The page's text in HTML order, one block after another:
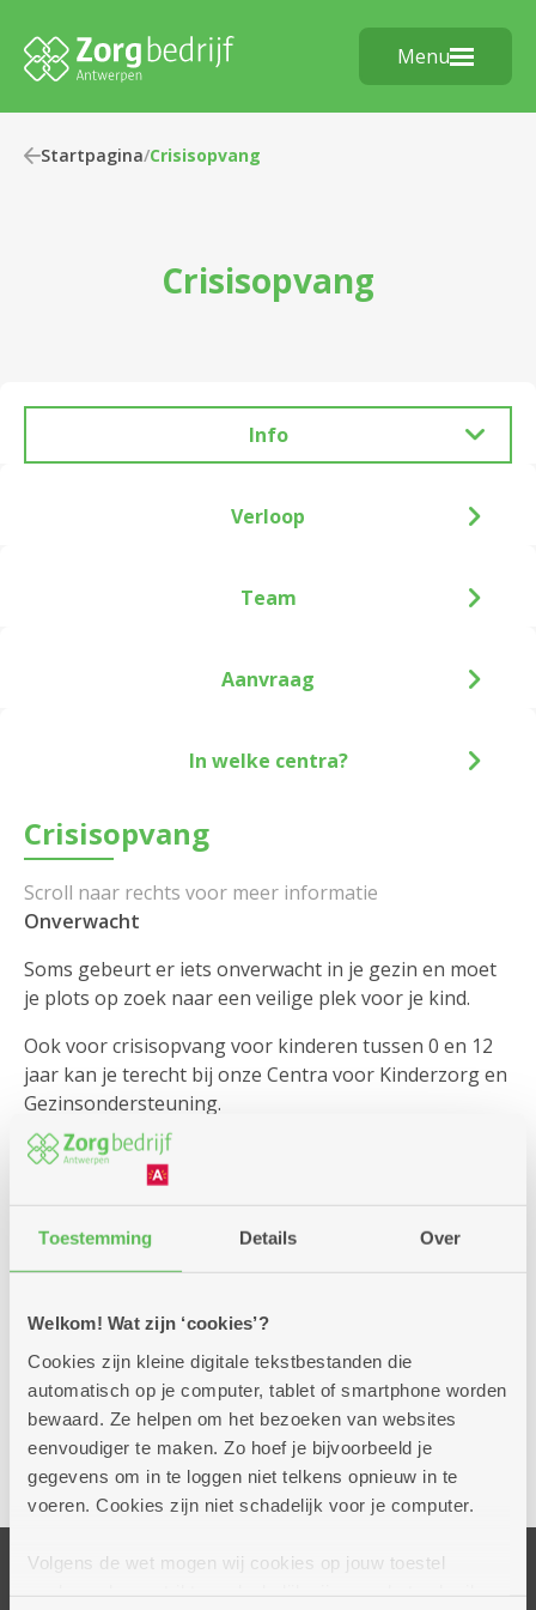
Toestemming Details Over
Welkom! Wat zijn ‘cookies’?
Cookies zijn kleine digitale tekstbestanden die
automatisch op je computer, tablet of smartphone worden
bewaard. Ze helpen om het bezoeken van websites
eenvoudiger te maken. Zo hoef je bijvoorbeeld je
gegevens om in te loggen niet telkens opnieuw in te
voeren. Cookies zijn niet schadelijk voor je computer.
Volgens de wet mogen wij cookies op jouw toestel
Menu
Startpagina/Crisisopvang
Crisisopvang
Info
Crisisopvang
Onverwacht
Soms gebeurt er iets onverwacht in je gezin en moet
je plots op zoek naar een veilige plek voor je kind.
Ook voor crisisopvang voor kinderen tussen 0 en 12
jaar kan je terecht bij onze Centra voor Kinderzorg en
Gezinsondersteuning.
Je kind verblijft dan in een van onze leefgroepen.
In CKG Dennenhuis bieden we een specifieke crisisunit
aan voor 5 verzekerde opvangplaatsen.
Voor jongeren tussen 12 en 18 jaar is er ook
Jeugdzorg De Wending.
De crisisopvang binnen Bijzondere Jeugdzorg
verloopt steeds via het Crisisteam -18 jaar.
Verloop
Team
Aanvraag
In welke centra?
Onze centra